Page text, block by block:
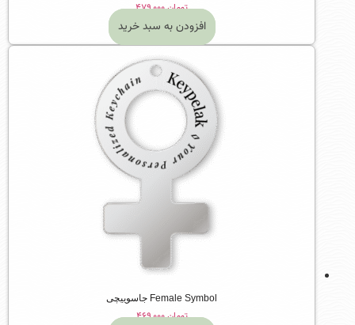
تومان۴۷۹,۰۰۰
افزودن به سبد خرید
Female Symbol جاسوییچی
تومان۴۶۹,۰۰۰